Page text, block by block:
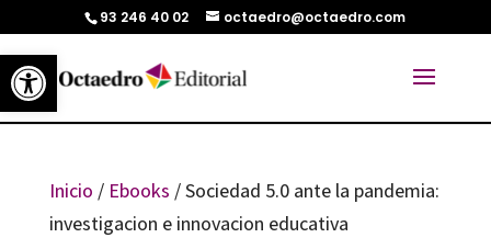
Abrir barra de herramientas
93 246 40 02 octaedro@octaedro.com
Inicio / Ebooks / Sociedad 5.0 ante la pandemia:
investigacion e innovacion educativa